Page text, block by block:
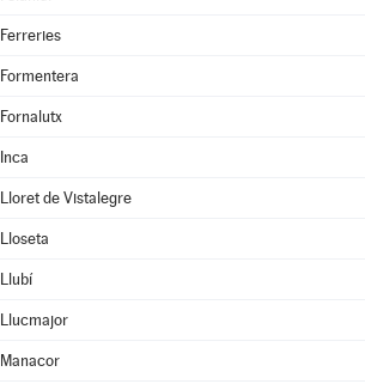
Ferreries
Formentera
Fornalutx
Inca
Lloret de Vistalegre
Lloseta
Llubí
Llucmajor
Manacor